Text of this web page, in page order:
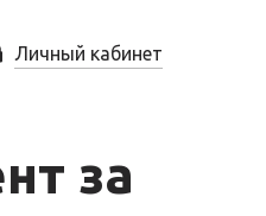
Личный кабинет
за